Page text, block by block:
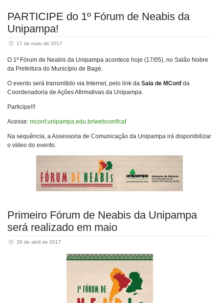
PARTICIPE do 1º Fórum de Neabis da
Unipampa!
17 de maio de 2017
O 1º Fórum de Neabis da Unipampa acontece hoje (17/05), no Salão Nobre
da Prefeitura do Município de Bagé.
O evento será transmitido via Internet, pelo link da Sala de MConf da
Coordenadoria de Ações Afirmativas da Unipampa.
Participe!!!
Acesse: mconf.unipampa.edu.br/webconf/caf
Na sequência, a Assessoria de Comunicação da Unipampa irá disponibilizar
o vídeo do evento.
Primeiro Fórum de Neabis da Unipampa
será realizado em maio
26 de abril de 2017